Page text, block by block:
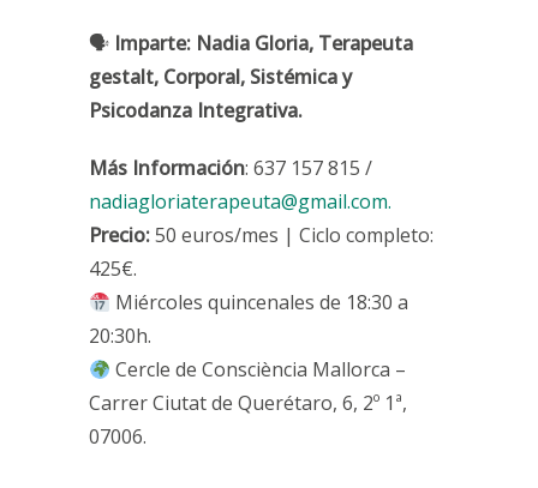
🗣 Imparte: Nadia Gloria, Terapeuta
gestalt, Corporal, Sistémica y
Psicodanza Integrativa.
Más Información: 637 157 815 /
nadiagloriaterapeuta@gmail.com.
Precio:50 euros/mes | Ciclo completo:
425€.
Miércoles quincenales de 18:30 a
20:30h.
Cercle de Consciència Mallorca –
Carrer Ciutat de Querétaro, 6, 2º 1ª,
07006.